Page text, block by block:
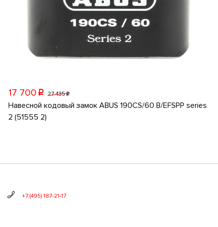
17 700 p 27 435p
Навесной кодовый замок ABUS 190CS/60 B/EFSPP series
2 (51555 2)
+7 (495) 187-21-17